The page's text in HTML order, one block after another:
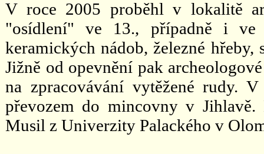
V roce 2005 proběhl v lokalitě
"osídlení" ve 13., případně i
keramických nádob, železné
Jižně od opevnění pak
na zpracovávání vytěžené rudy.
převozem do mincovny v
Musil z Univerzity Palackého v